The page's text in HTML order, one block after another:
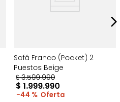
Sofá Franco (Pocket) 2
Puestos Beige
$ 3.599.990
$ 1.999.990
44 %